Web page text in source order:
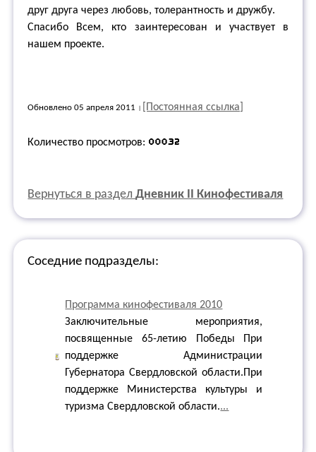
друг друга через любовь, толерантность и дружбу.
Спасибо Всем, кто заинтересован и участвует в
нашем проекте.
Обновлено 05 апреля 2011 [Постоянная ссылка]
Количество просмотров:
Вернуться в разделДневник II Кинофестиваля
Соседние подразделы:
Программа кинофестиваля 2010
Заключительные мероприятия,
посвященные 65-летию Победы При
поддержке Администрации
Губернатора Свердловской области.При
поддержке Министерства культуры и
туризма Свердловской области....